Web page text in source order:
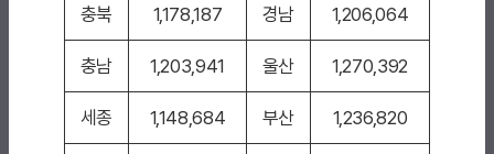
충북 1,178,187 경남 1,206,064
충남 1,203,941 울산 1,270,392
세종 1,148,684 부산 1,236,820